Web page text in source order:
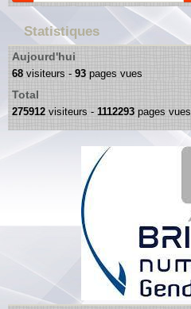
Statistiques
Aujourd'hui
68 visiteurs - 93 pages vues
Total
275912 visiteurs - 1112293 pages vues